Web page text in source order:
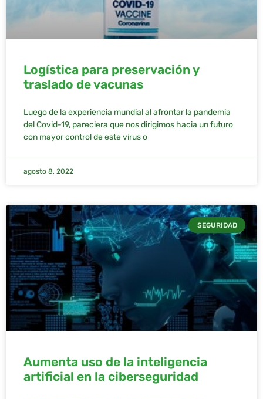
Logística para preservación y
traslado de vacunas
Luego de la experiencia mundial al afrontar la pandemia
del Covid-19, pareciera que nos dirigimos hacia un futuro
con mayor control de este virus o
agosto 8, 2022
SEGURIDAD
Aumenta uso de la inteligencia
artificial en la ciberseguridad